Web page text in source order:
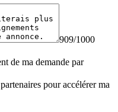
909/1000
de ma demande par
pour accélérer ma